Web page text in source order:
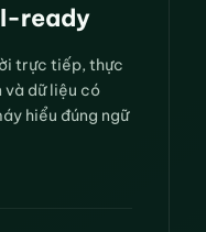
ready
trực tiếp, thực
và dữ liệu có
hiểu đúng ngữ